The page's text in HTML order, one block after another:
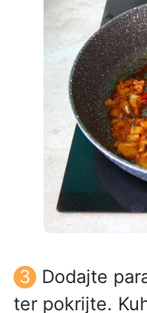
Dodajte
ter pokrijte.